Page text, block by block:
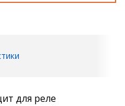
для реле